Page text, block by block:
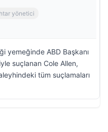
yönetici
yemeğinde ABD Başkanı
suçlanan Cole Allen,
tüm suçlamaları